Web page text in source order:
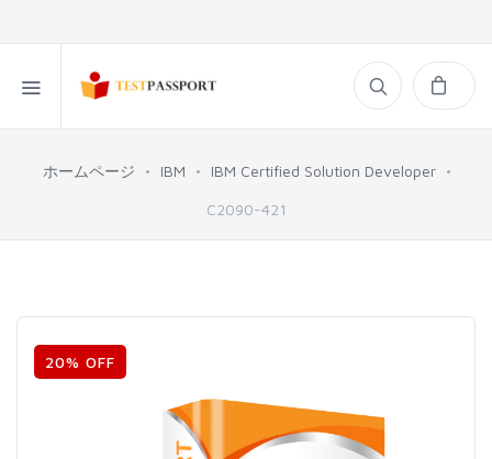
ホームページ IBM IBM Certified Solution Developer
C2090-421
20% OFF